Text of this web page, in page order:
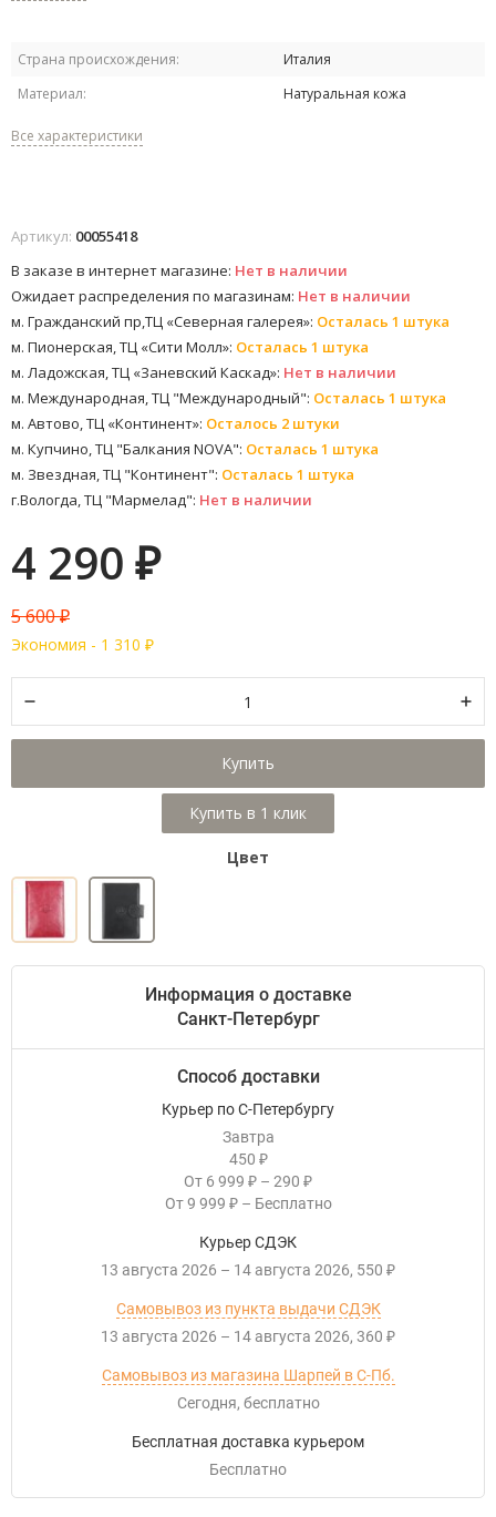
Страна происхождения:
Италия
Материал:
Натуральная кожа
Все характеристики
Артикул: 00055418
В заказе в интернет магазине: Нет в наличии
Ожидает распределения по магазинам: Нет в наличии
м. Гражданский пр,ТЦ «Северная галерея»: Осталась 1 штука
м. Пионерская, ТЦ «Сити Молл»: Осталась 1 штука
м. Ладожская, ТЦ «Заневский Каскад»: Нет в наличии
м. Международная, ТЦ "Международный": Осталась 1 штука
м. Автово, ТЦ «Континент»: Осталось 2 штуки
м. Купчино, ТЦ "Балкания NOVA": Осталась 1 штука
м. Звездная, ТЦ "Континент": Осталась 1 штука
г.Вологда, ТЦ "Мармелад": Нет в наличии
4 290 ₽
5 600₽
Экономия - 1 310 ₽
Купить
Цвет
Информация о доставке
Санкт-Петербург
Способ доставки
Курьер по С-Петербургу
Завтра
450 ₽
От 6 999 ₽ – 290 ₽
От 9 999 ₽ – Бесплатно
Курьер СДЭК
13 августа 2026 – 14 августа 2026 550 ₽
Самовывоз из пункта выдачи СДЭК
13 августа 2026 – 14 августа 2026 360 ₽
Самовывоз из магазина Шарпей в С-Пб.
Сегодня
Бесплатно
Бесплатная доставка курьером
Бесплатно